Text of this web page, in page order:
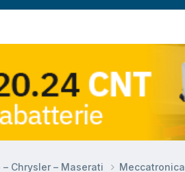
– Chrysler – Maserati
Meccatronica